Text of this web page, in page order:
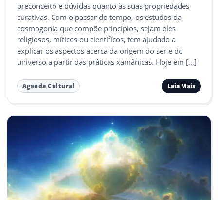
preconceito e dúvidas quanto às suas propriedades
curativas. Com o passar do tempo, os estudos da
cosmogonia que compõe princípios, sejam eles
religiosos, míticos ou científicos, tem ajudado a
explicar os aspectos acerca da origem do ser e do
universo a partir das práticas xamânicas. Hoje em […]
Agenda Cultural Leia Mais